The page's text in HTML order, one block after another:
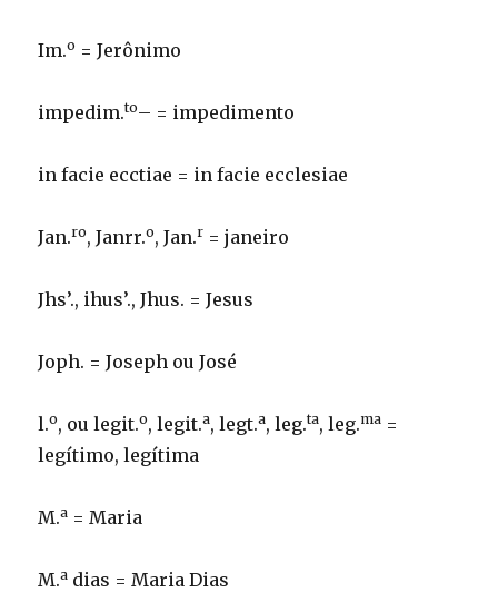
Im.o = Jerônimo
impedim.to– = impedimento
in facie ecctiae = in facie ecclesiae
Jan.ro, Janrr.o, Jan.r = janeiro
Jhs’., ihus’., Jhus. = Jesus
Joph. = Joseph ou José
l.o, ou legit.o, legit.a, legt.a, leg.ta, leg.ma =
legítimo, legítima
M.a = Maria
M.a dias = Maria Dias